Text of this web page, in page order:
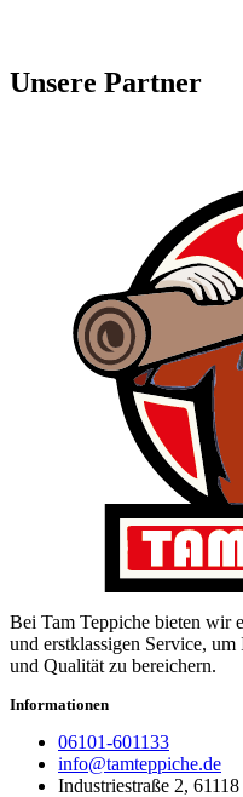
Unsere Partner
Bei Tam Teppiche bieten wir
und erstklassigen Service,
und Qualität zu bereichern.
Informationen
06101-601133
info@tamteppiche.de
Industriestraße 2,